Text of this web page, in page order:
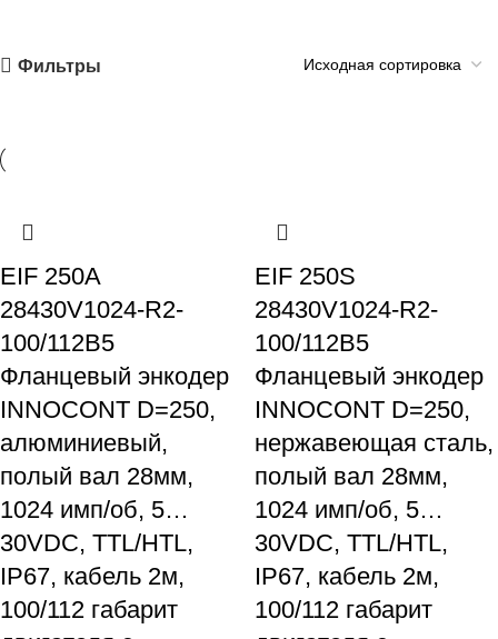
Фильтры
EIF 250A
28430V1024-R2-
100/112B5
Фланцевый энкодер
INNOCONT D=250,
алюминиевый,
полый вал 28мм,
1024 имп/об, 5…
30VDC, TTL/HTL,
IP67, кабель 2м,
100/112 габарит
EIF 250S
28430V1024-R2-
100/112B5
Фланцевый энкодер
INNOCONT D=250,
нержавеющая сталь,
полый вал 28мм,
1024 имп/об, 5…
30VDC, TTL/HTL,
IP67, кабель 2м,
100/112 габарит